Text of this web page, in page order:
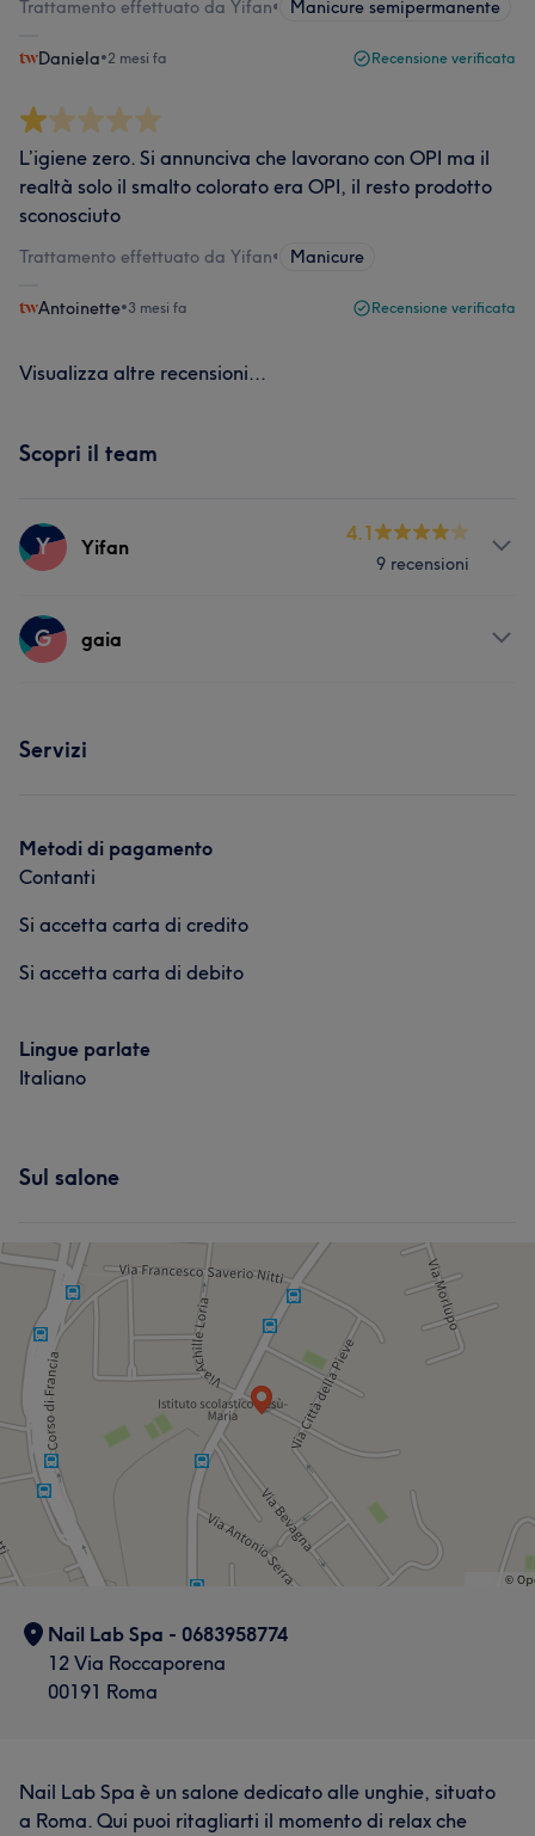
Trattamento effettuato da Yifan• Manicure semipermanente
Daniela•2 mesi fa Recensione verificata
L’igiene zero. Si annunciva che lavorano con OPI ma il
realtà solo il smalto colorato era OPI, il resto prodotto
sconosciuto
Trattamento effettuato da Yifan• Manicure
Antoinette•3 mesi fa Recensione verificata
Visualizza altre recensioni...
Scopri il team
Y Yifan
4.1
9 recensioni
Servizi
G gaia
Servizi
Metodi di pagamento
Contanti
Si accetta carta di credito
Si accetta carta di debito
Lingue parlate
Italiano
Sul salone
Nail Lab Spa - 0683958774
12 Via Roccaporena
00191 Roma
Nail Lab Spa è un salone dedicato alle unghie, situato
a Roma. Qui puoi ritagliarti il momento di relax che